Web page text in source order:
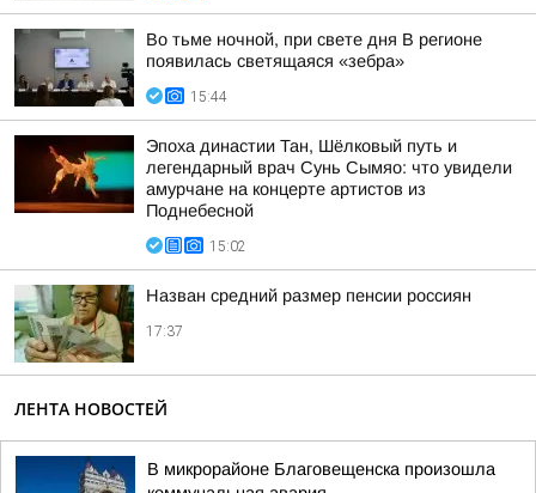
Во тьме ночной, при свете дня В регионе
появилась светящаяся «зебра»
15:44
Эпоха династии Тан, Шёлковый путь и
легендарный врач Сунь Сымяо: что увидели
амурчане на концерте артистов из
Поднебесной
15:02
Назван средний размер пенсии россиян
17:37
ЛЕНТА НОВОСТЕЙ
В микрорайоне Благовещенска произошла